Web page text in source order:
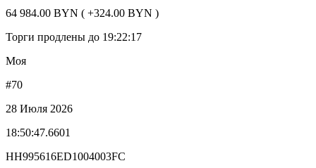
64 984.00 BYN ( +324.00 BYN )
Торги продлены до 19:22:17
Моя
#70
28 Июля 2026
18:50:47.6601
HH995616ED1004003FC